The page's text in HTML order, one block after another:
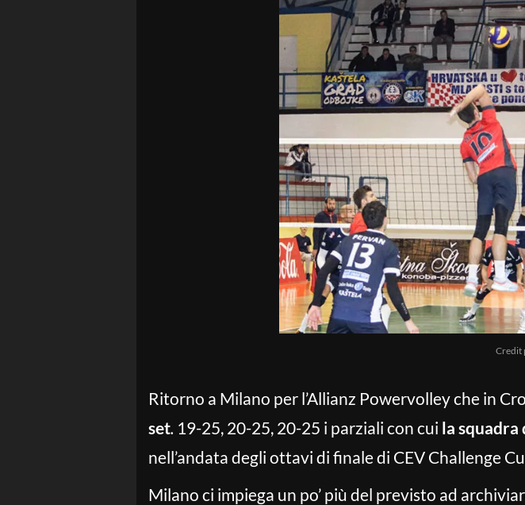
Credit
Ritorno a Milano per l’Allianz Powervolley che in
set. 19-25, 20-25, 20-25 i parziali con cui la squadra
nell’andata degli ottavi di finale di CEV Challenge
Milano ci impiega un po’ più del previsto ad